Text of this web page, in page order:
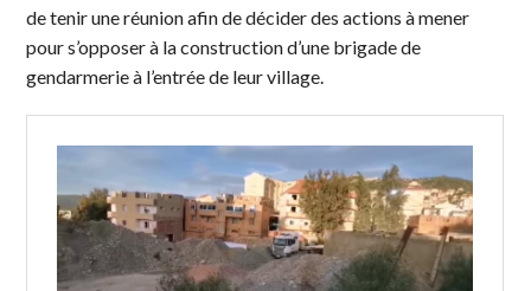
de tenir une réunion afin de décider des actions à mener
pour s’opposer à la construction d’une brigade de
gendarmerie à l’entrée de leur village.